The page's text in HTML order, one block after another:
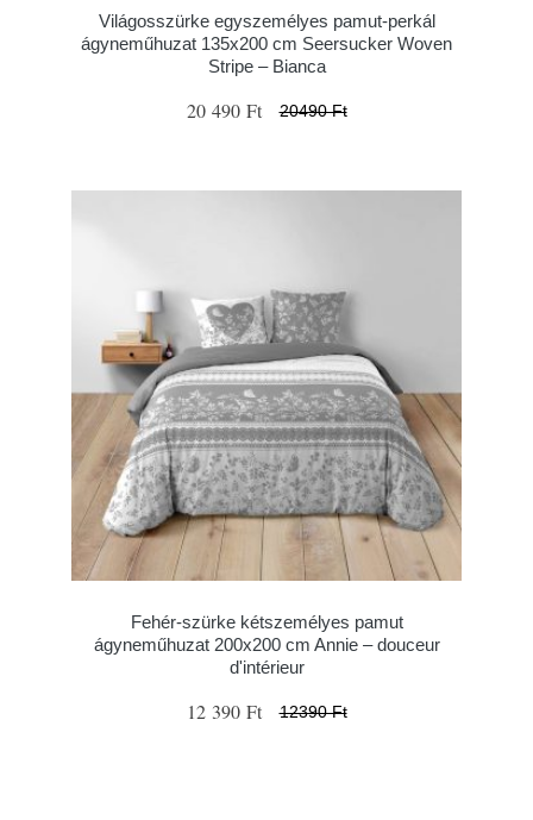
Világosszürke egyszemélyes pamut-perkál
ágyneműhuzat 135x200 cm Seersucker Woven
Stripe – Bianca
20 490 Ft 20490 Ft
Fehér-szürke kétszemélyes pamut
ágyneműhuzat 200x200 cm Annie – douceur
d'intérieur
12 390 Ft 12390 Ft